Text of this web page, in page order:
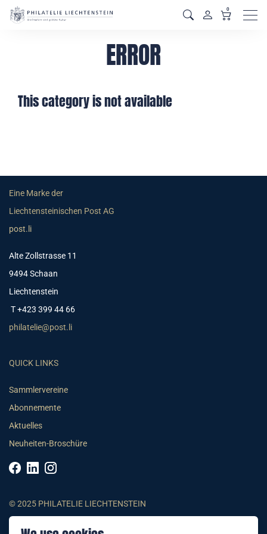
0
ERROR
This category is not available
Eine Marke der
Liechtensteinischen Post AG
post.li
Alte Zollstrasse 11
9494 Schaan
Liechtenstein
T +423 399 44 66
philatelie@post.li
QUICK LINKS
Sammlervereine
Abonnemente
Aktuelles
Neuheiten-Broschüre
© 2025 PHILATELIE LIECHTENSTEIN
AGB